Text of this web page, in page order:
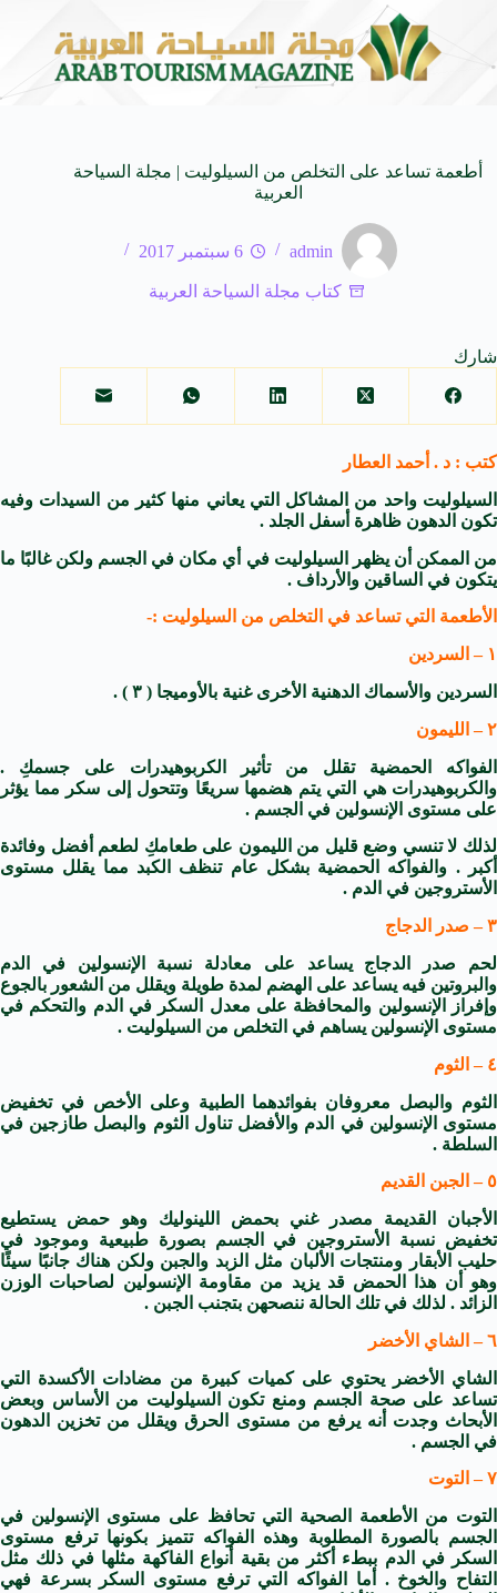
8 أغسطس 2026 وزير الثقافة السعودي: استضافة المملكة
أطعمة تساعد على التخلص من السيلوليت | مجلة السياحة
العربية
admin 6 سبتمبر 2017
كتاب مجلة السياحة العربية
شارك
كتب : د . أحمد العطار
السيلوليت واحد من المشاكل التي يعاني منها كثير من السيدات وفيه
تكون الدهون ظاهرة أسفل الجلد .
من الممكن أن يظهر السيلوليت في أي مكان في الجسم ولكن غالبًا ما
يتكون في الساقين والأرداف .
الأطعمة التي تساعد في التخلص من السيلوليت :-
١ – السردين
السردين والأسماك الدهنية الأخرى غنية بالأوميجا ( ٣ ) .
٢ – الليمون
الفواكه الحمضية تقلل من تأثير الكربوهيدرات على جسمكِ .
والكربوهيدرات هي التي يتم هضمها سريعًا وتتحول إلى سكر مما يؤثر
على مستوى الإنسولين في الجسم .
لذلك لا تنسي وضع قليل من الليمون على طعامكِ لطعم أفضل وفائدة
أكبر . والفواكه الحمضية بشكل عام تنظف الكبد مما يقلل مستوى
الأستروجين في الدم .
٣ – صدر الدجاج
لحم صدر الدجاج يساعد على معادلة نسبة الإنسولين في الدم
والبروتين فيه يساعد على الهضم لمدة طويلة ويقلل من الشعور بالجوع
وإفراز الإنسولين والمحافظة على معدل السكر في الدم والتحكم في
مستوى الإنسولين يساهم في التخلص من السيلوليت .
٤ – الثوم
الثوم والبصل معروفان بفوائدهما الطبية وعلى الأخص في تخفيض
مستوى الإنسولين في الدم والأفضل تناول الثوم والبصل طازجين في
السلطة .
٥ – الجبن القديم
الأجبان القديمة مصدر غني بحمض اللينوليك وهو حمض يستطيع
تخفيض نسبة الأستروجين في الجسم بصورة طبيعية وموجود في
حليب الأبقار ومنتجات الألبان مثل الزبد والجبن ولكن هناك جانبًا سيئًا
وهو أن هذا الحمض قد يزيد من مقاومة الإنسولين لصاحبات الوزن
الزائد . لذلك في تلك الحالة ننصحهن بتجنب الجبن .
٦ – الشاي الأخضر
الشاي الأخضر يحتوي على كميات كبيرة من مضادات الأكسدة التي
تساعد على صحة الجسم ومنع تكون السيلوليت من الأساس وبعض
الأبحاث وجدت أنه يرفع من مستوى الحرق ويقلل من تخزين الدهون
في الجسم .
٧ – التوت
التوت من الأطعمة الصحية التي تحافظ على مستوى الإنسولين في
الجسم بالصورة المطلوبة وهذه الفواكه تتميز بكونها ترفع مستوى
السكر في الدم ببطء أكثر من بقية أنواع الفاكهة مثلها في ذلك مثل
التفاح والخوخ . أما الفواكه التي ترفع مستوى السكر بسرعة فهي